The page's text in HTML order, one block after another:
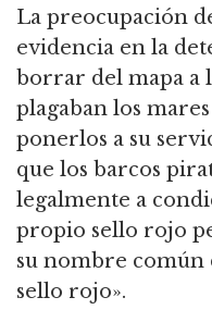
La preocupación
evidencia en la
borrar del mapa a
plagaban los
ponerlos a su
que los barcos
legalmente a
propio sello rojo
su nombre común
sello rojo».